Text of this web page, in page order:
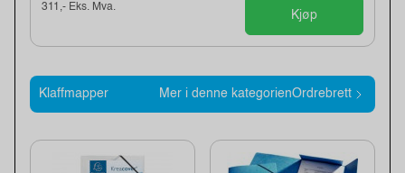
311,- Eks. Mva.
Kjøp
Klaffmapper Mer i denne kategorienOrdrebrett